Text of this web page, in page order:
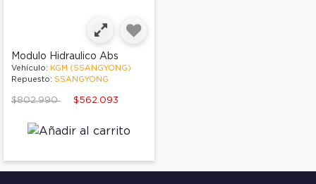
Modulo Hidraulico Abs
Vehículo: KGM (SSANGYONG)
Repuesto: SSANGYONG
Price reduced from
$802.990to $562.093